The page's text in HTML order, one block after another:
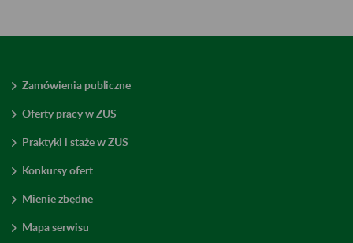
Zamówienia publiczne
Oferty pracy w ZUS
Praktyki i staże w ZUS
Konkursy ofert
Mienie zbędne
Mapa serwisu